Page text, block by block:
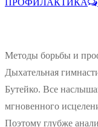
ПРОФИЛАКТИКА
Методы борьбы и
Дыхательная
Бутейко. Все
мгновенного
Поэтому глубже